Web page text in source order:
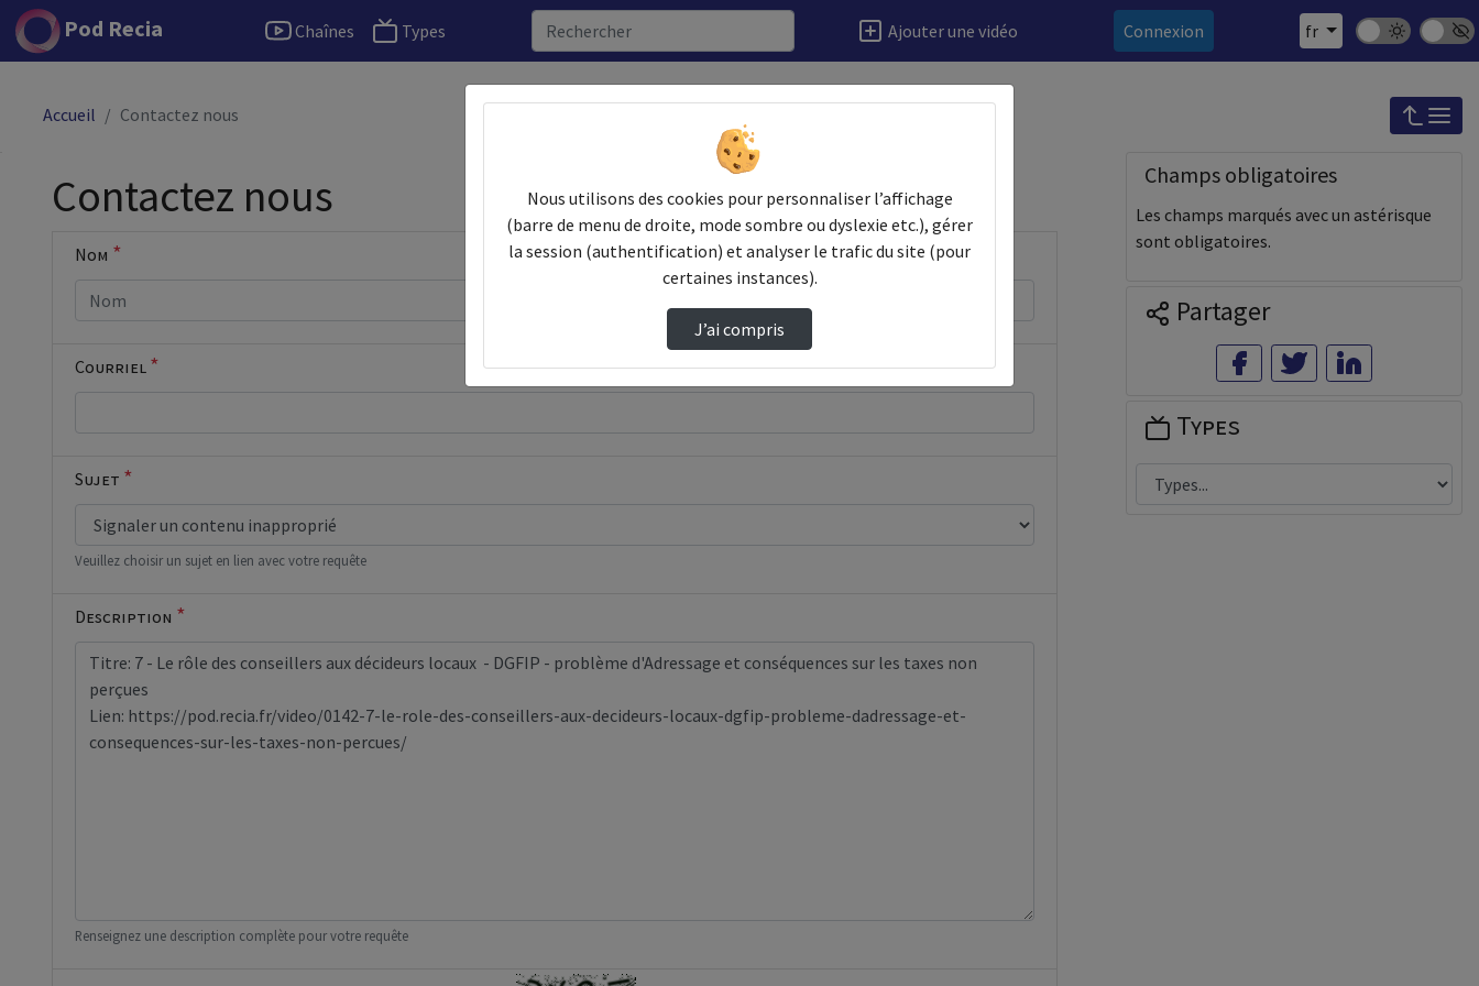
Pod Recia Chaînes Types Ajouter une vidéo Connexion fr Mode sombre
Police
Accueil Contactez nous
Contactez nous
Nom *
Courriel *
Sujet *
Veuillez choisir un sujet en lien avec votre requête
Description *
Renseignez une description complète pour votre requête
case si vous
êtes un
humain en
(obligatoire)
Champs obligatoires
Les champs marqués avec un astérisque
sont obligatoires.
Partager
Types
Nous utilisons des cookies pour personnaliser l’affichage
(barre de menu de droite, mode sombre ou dyslexie etc.), gérer
la session (authentification) et analyser le trafic du site (pour
certaines instances).
J’ai compris